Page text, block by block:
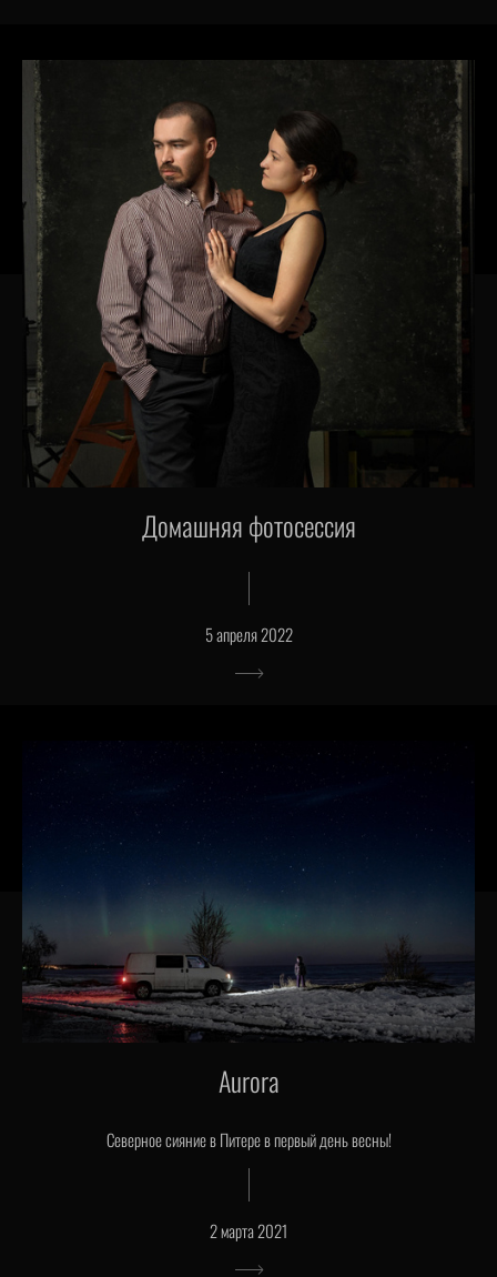
Домашняя фотосессия
5 апреля 2022
Aurora
Северное сияние в Питере в первый день весны!
2 марта 2021